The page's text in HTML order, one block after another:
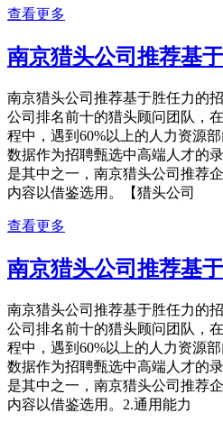
查看更多
南京猎头公司推荐基
南京猎头公司推荐基于胜任力的
公司排名前十的猎头顾问团队，
程中，遇到60%以上的人力资源
数据作为招聘甄选中高端人才的
是其中之一，南京猎头公司推荐
内容以借鉴选用。【猎头公司
查看更多
南京猎头公司推荐基
南京猎头公司推荐基于胜任力的
公司排名前十的猎头顾问团队，
程中，遇到60%以上的人力资源
数据作为招聘甄选中高端人才的
是其中之一，南京猎头公司推荐
内容以借鉴选用。2.通用能力